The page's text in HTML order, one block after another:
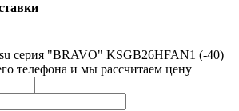
серия "BRAVO" KSGB26HFAN1 (-40)
телефона и мы рассчитаем цену